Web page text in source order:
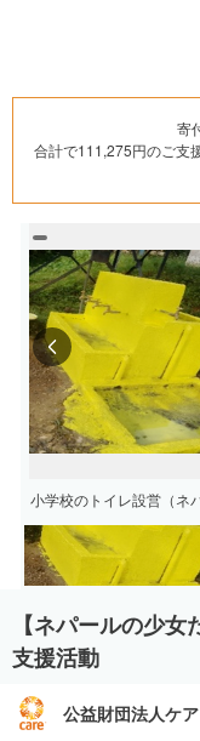
寄
合計で111,275円のご支
小学校のトイレ設営（ネ
Previous
【ネパールの少
支援活動
公益財団法人ケ